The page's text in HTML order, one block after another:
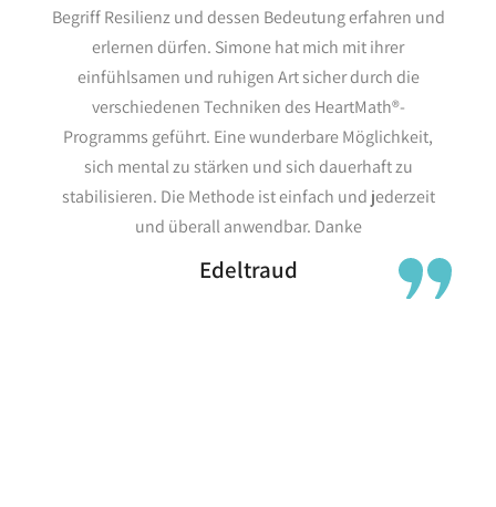
Begriff Resilienz und dessen Bedeutung erfahren und
erlernen dürfen. Simone hat mich mit ihrer
einfühlsamen und ruhigen Art sicher durch die
verschiedenen Techniken des HeartMath®-
Programms geführt. Eine wunderbare Möglichkeit,
sich mental zu stärken und sich dauerhaft zu
stabilisieren. Die Methode ist einfach und jederzeit
und überall anwendbar. Danke
Edeltraud